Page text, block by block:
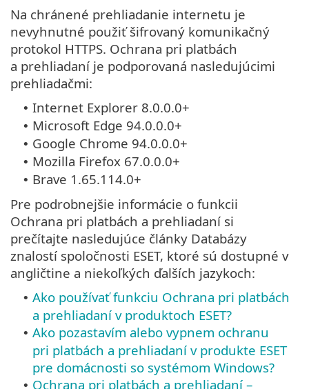
Na chránené prehliadanie internetu je
nevyhnutné použiť šifrovaný komunikačný
protokol HTTPS. Ochrana pri platbách
a prehliadaní je podporovaná nasledujúcimi
prehliadačmi:
• Internet Explorer 8.0.0.0+
• Microsoft Edge 94.0.0.0+
• Google Chrome 94.0.0.0+
• Mozilla Firefox 67.0.0.0+
• Brave 1.65.114.0+
Pre podrobnejšie informácie o funkcii
Ochrana pri platbách a prehliadaní si
prečítajte nasledujúce články Databázy
znalostí spoločnosti ESET, ktoré sú dostupné v
angličtine a niekoľkých ďalších jazykoch:
• Ako používať funkciu Ochrana pri platbách
a prehliadaní v produktoch ESET?
• Ako pozastavím alebo vypnem ochranu
pri platbách a prehliadaní v produkte ESET
pre domácnosti so systémom Windows?
• Ochrana pri platbách a prehliadaní –